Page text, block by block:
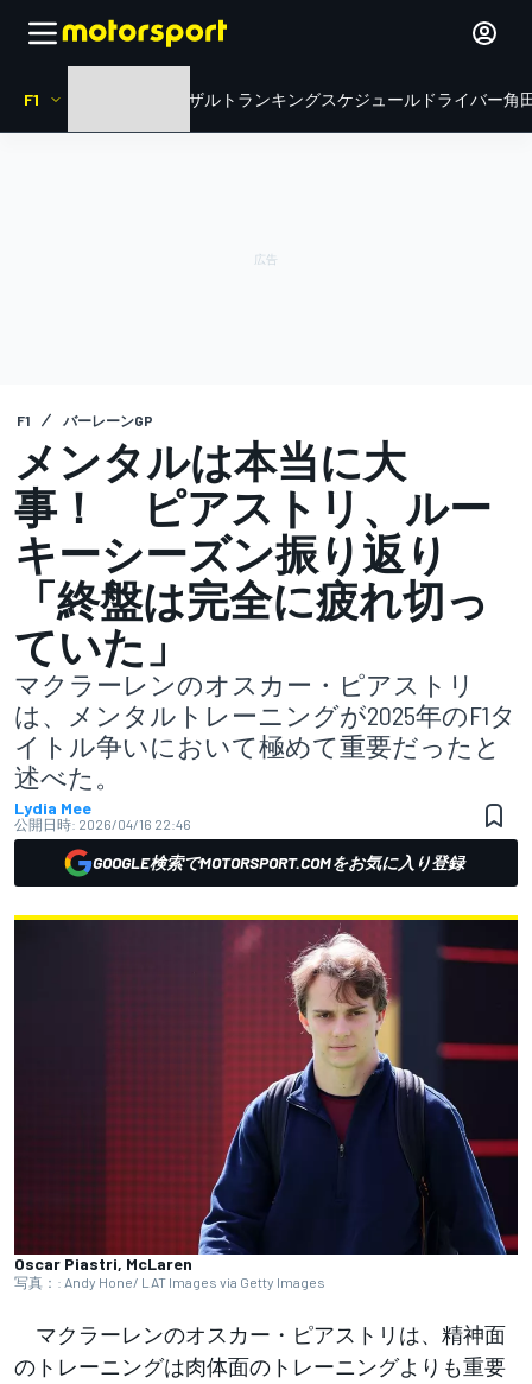
F1 リザルト ランキングスケジュール ドライバー角
F1 バーレーンGP
メンタルは本当に大
事！ ピアストリ、ルー
キーシーズン振り返り
「終盤は完全に疲れ切っ
ていた」
マクラーレンのオスカー・ピアストリ
は、メンタルトレーニングが2025年のF1タ
イトル争いにおいて極めて重要だったと
述べた。
Lydia Mee
公開日時: 2026/04/16 22:46
GOOGLE検索でMOTORSPORT.COMをお気に入り登録
Oscar Piastri, McLaren
写真：: Andy Hone/ LAT Images via Getty Images
マクラーレンのオスカー・ピアストリは、精神面
のトレーニングは肉体面のトレーニングよりも重要